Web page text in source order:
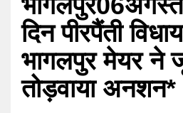
दिन पीरपैंती
भागलपुर मेयर ने
तोड़वाया अनशन*